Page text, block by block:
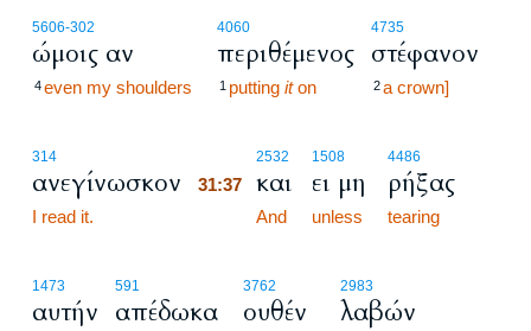
5606-302
ώμοις αν
4even my shoulders
4060
περιθέμενος
1 putting iton
4735
στέφανον
2a crown]
314
ανεγίνωσκον
I read it.
2532
31:37 και
And
1508
ει μη
unless
4486
ρήξας
tearing
1473
αυτήν
591
απέδωκα
3762
ουθέν
2983
λαβών